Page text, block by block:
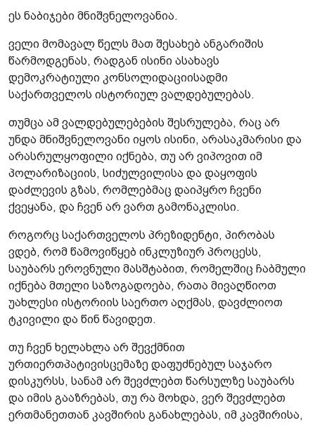
ეს ნაბიჯები მნიშვნელოვანია.
ველი მომავალ წელს მათ შესახებ ანგარიშის
წარმოდგენას, რადგან ისინი ასახავს
დემოკრატიული კონსოლიდაციისადმი
საქართველოს ისტორიულ ვალდებულებას.
თუმცა ამ ვალდებულებების შესრულება, რაც არ
უნდა მნიშვნელოვანი იყოს ისინი, არასაკმარისი და
არასრულყოფილი იქნება, თუ არ ვიპოვით იმ
პოლარიზაციის, სიძულვილისა და დაყოფის
დაძლევის გზას, რომლებმაც დაიპყრო ჩვენი
ქვეყანა, და ჩვენ არ ვართ გამონაკლისი.
როგორც საქართველოს პრეზიდენტი, პირობას
ვდებ, რომ წამოვიწყებ ინკლუზიურ პროცესს,
საუბარს ეროვნული მასშტაბით, რომელშიც ჩაბმული
იქნება მთელი საზოგადოება, რათა მივაღწიოთ
უახლესი ისტორიის საერთო აღქმას, დავძლიოთ
ტკივილი და წინ წავიდეთ.
თუ ჩვენ ხელახლა არ შევქმნით
ურთიერთპატივისცემაზე დაფუძნებულ საჯარო
დისკურსს, სანამ არ შევძლებთ წარსულზე საუბარს
და იმის გააზრებას, თუ რა მოხდა, ვერ შევძლებთ
ერთმანეთთან კავშირის განახლებას, იმ კავშირისა,